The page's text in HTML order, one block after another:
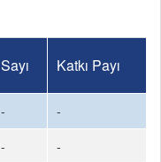
Sayı Katkı Payı
-
-
-
-